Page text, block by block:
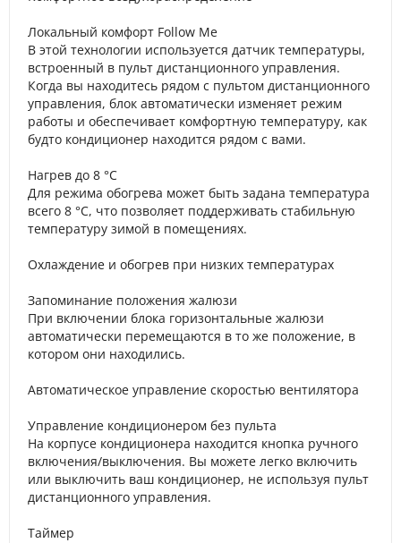
Локальный комфорт Follow Me
В этой технологии используется датчик температуры,
встроенный в пульт дистанционного управления.
Когда вы находитесь рядом с пультом дистанционного
управления, блок автоматически изменяет режим
работы и обеспечивает комфортную температуру, как
будто кондиционер находится рядом с вами.
Нагрев до 8 °С
Для режима обогрева может быть задана температура
всего 8 °С, что позволяет поддерживать стабильную
температуру зимой в помещениях.
Охлаждение и обогрев при низких температурах
Запоминание положения жалюзи
При включении блока горизонтальные жалюзи
автоматически перемещаются в то же положение, в
котором они находились.
Автоматическое управление скоростью вентилятора
Управление кондиционером без пульта
На корпусе кондиционера находится кнопка ручного
включения/выключения. Вы можете легко включить
или выключить ваш кондиционер, не используя пульт
дистанционного управления.
Таймер